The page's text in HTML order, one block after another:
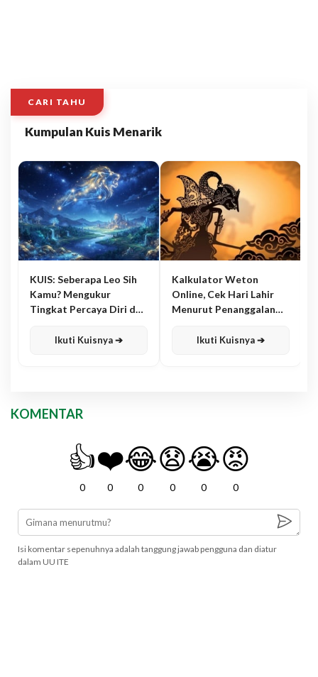
CARI TAHU
Kumpulan Kuis Menarik
KUIS: Seberapa Leo Sih
Kamu? Mengukur
Tingkat Percaya Diri dan
Ikuti Kuisnya ➔
Kalkulator Weton
Online, Cek Hari Lahir
Menurut Penanggalan
Ikuti Kuisnya ➔
KOMENTAR
👍
0
❤️
0
😂
0
😧
0
😭
0
😡
0
Isi komentar sepenuhnya adalah tanggung jawab pengguna dan diatur
dalam UU ITE